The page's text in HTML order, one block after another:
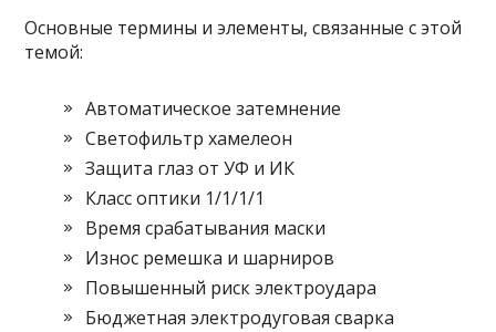
Основные термины и элементы, связанные с этой
темой:
Автоматическое затемнение
Светофильтр хамелеон
Защита глаз от УФ и ИК
Класс оптики 1/1/1/1
Время срабатывания маски
Износ ремешка и шарниров
Повышенный риск электроудара
Бюджетная электродуговая сварка